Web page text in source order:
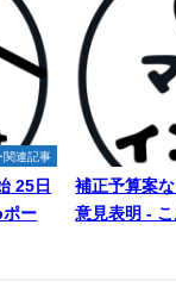
関連記事
25日
ポー
補正予算案
意見表明 -